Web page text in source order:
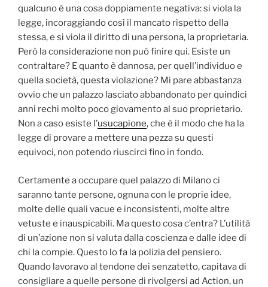
qualcuno è una cosa doppiamente negativa: si viola la
legge, incoraggiando così il mancato rispetto della
stessa, e si viola il diritto di una persona, la proprietaria.
Però la considerazione non può finire qui. Esiste un
contraltare? E quanto è dannosa, per quell’individuo e
quella società, questa violazione? Mi pare abbastanza
ovvio che un palazzo lasciato abbandonato per quindici
anni rechi molto poco giovamento al suo proprietario.
Non a caso esiste l’usucapione, che è il modo che ha la
legge di provare a mettere una pezza su questi
equivoci, non potendo riuscirci fino in fondo.
Certamente a occupare quel palazzo di Milano ci
saranno tante persone, ognuna con le proprie idee,
molte delle quali vacue e inconsistenti, molte altre
vetuste e inauspicabili. Ma questo cosa c’entra? L’utilità
di un’azione non si valuta dalla coscienza e dalle idee di
chi la compie. Questo lo fa la polizia del pensiero.
Quando lavoravo al tendone dei senzatetto, capitava di
consigliare a quelle persone di rivolgersi ad Action, un